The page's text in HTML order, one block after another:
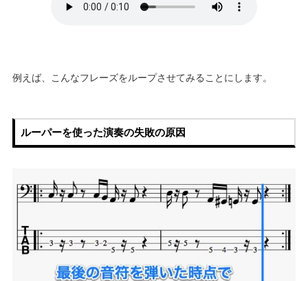
例えば、こんなフレーズをループさせてみることにします。
ルーパーを使った演奏の失敗の原因